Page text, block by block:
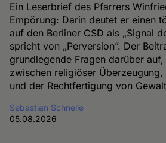
Ein Leserbrief des Pfarrers
Empörung: Darin deutet er einen
auf den Berliner CSD als „Signal
spricht von „Perversion”. Der
grundlegende Fragen darüber
zwischen religiöser
und der Rechtfertigung von
Sebastian Schnelle
05.08.2026